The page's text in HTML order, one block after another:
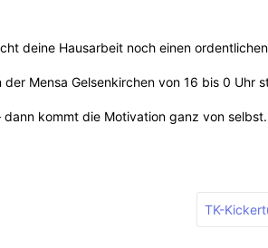
deine Hausarbeit noch einen
Mensa Gelsenkirchen von 16 bis 0 Uhr
kommt die Motivation ganz von
TK-